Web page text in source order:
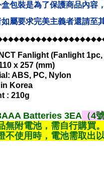
包裝是為了保護商品內容
屬要求完美主義者還請至
Fanlight (Fanlight
x 257 (mm)
ABS, PC, Nylon
Korea
: 210g
Batteries 3EA （4
無附電池，需自行購買
不使用時，電池需取出